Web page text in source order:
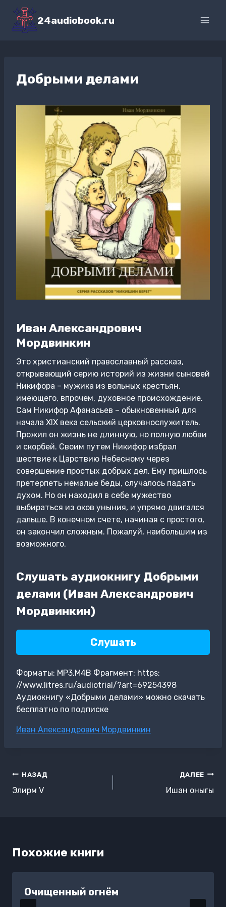
Перейти
содержимому
24audiobook.ru
Добрыми делами
Иван Александрович
Мордвинкин
Это христианский православный рассказ,
открывающий серию историй из жизни сыновей
Никифора – мужика из вольных крестьян,
имеющего, впрочем, духовное происхождение.
Сам Никифор Афанасьев – обыкновенный для
начала XIX века сельский церковнослужитель.
Прожил он жизнь не длинную, но полную любви
и скорбей. Своим путем Никифор избрал
шествие к Царствию Небесному через
совершение простых добрых дел. Ему пришлось
претерпеть немалые беды, случалось падать
духом. Но он находил в себе мужество
выбираться из оков уныния, и упрямо двигался
дальше. В конечном счете, начиная с простого,
он закончил сложным. Пожалуй, наибольшим из
возможного.
Слушать аудиокнигу Добрыми
делами (Иван Александрович
Мордвинкин)
Слушать
Форматы: MP3,M4B Фрагмент: https:
//www.litres.ru/audiotrial/?art=69254398
Аудиокнигу «Добрыми делами» можно скачать
бесплатно по подписке
Метки
Иван Александрович Мордвинкин
Навигация
по
НАЗАД
Элирм V
ДАЛЕЕ
Ишан оныгы
Похожие книги
Очищенный огнём